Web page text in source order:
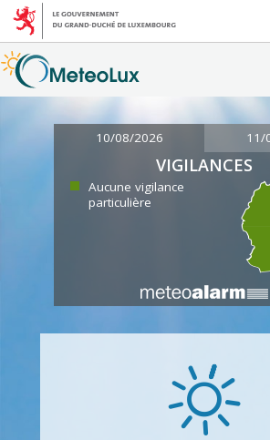
10/08/2026 11/
VIGILANCES
Aucune vigilance
particulière